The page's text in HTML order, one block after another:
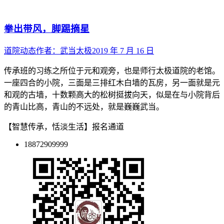
拳出带风，脚踢摘星
道院动态作者： 武当太极2019 年 7 月 16 日
传承班的习练之所位于元和观旁，也是师行太极道院的老馆。
一座四合的小院，三面是三排红木白墙的瓦房，另一面就是元
和观的古墙，十数颗高大的松树挺拔向天，似是在与小院背后
的青山比高，青山的不远处，就是巍巍武当。
【智慧传承，恬淡生活】报名通道
18872909999